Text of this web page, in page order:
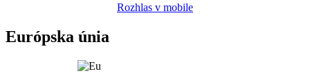
Rozhlas v mobile
Európska únia